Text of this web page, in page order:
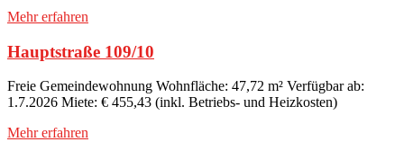
Mehr erfahren
Hauptstraße 109/10
Freie Gemeindewohnung Wohnfläche: 47,72 m² Verfügbar ab:
1.7.2026 Miete: € 455,43 (inkl. Betriebs- und Heizkosten)
Mehr erfahren